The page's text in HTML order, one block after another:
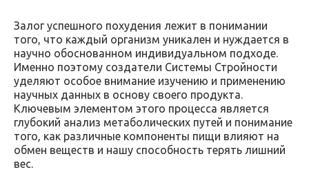
Залог успешного похудения лежит в понимании
того, что каждый организм уникален и нуждается в
научно обоснованном индивидуальном подходе.
Именно поэтому создатели Системы Стройности
уделяют особое внимание изучению и применению
научных данных в основу своего продукта.
Ключевым элементом этого процесса является
глубокий анализ метаболических путей и понимание
того, как различные компоненты пищи влияют на
обмен веществ и нашу способность терять лишний
вес.